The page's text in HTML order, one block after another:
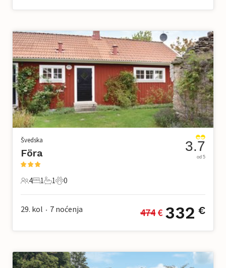
Švedska
Föra
4 Gosti
4
1 Spavaća soba
1
1 Kupaonica
1
0 Kućni ljubimac
0
3.7
od 5
29. kol • 7 noćenja 474 € 332 €